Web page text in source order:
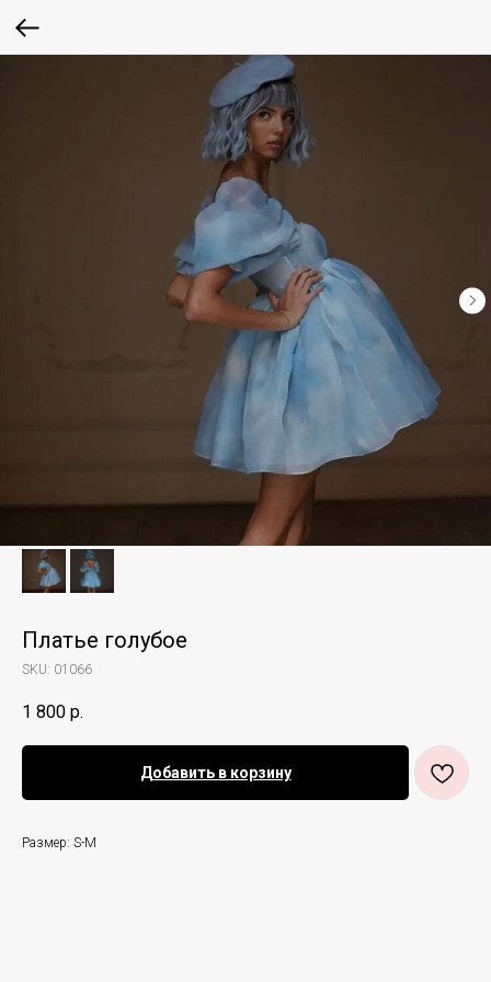
Платье голубое
SKU: 01066
1 800 р.
Добавить в корзину
Размер: S-M